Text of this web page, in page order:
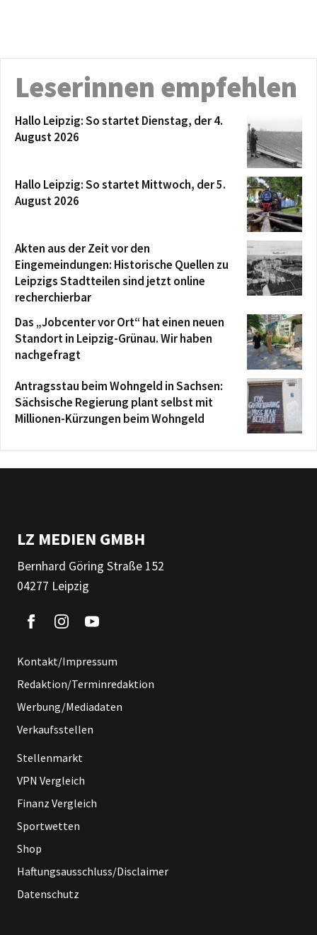
Leserinnen empfehlen
Hallo Leipzig: So startet Dienstag, der 4.
August 2026
Hallo Leipzig: So startet Mittwoch, der 5.
August 2026
Akten aus der Zeit vor den
Eingemeindungen: Historische Quellen zu
Leipzigs Stadtteilen sind jetzt online
recherchierbar
Das „Jobcenter vor Ort“ hat einen neuen
Standort in Leipzig-Grünau. Wir haben
nachgefragt
Antragsstau beim Wohngeld in Sachsen:
Sächsische Regierung plant selbst mit
Millionen-Kürzungen beim Wohngeld
LZ MEDIEN GMBH
Bernhard Göring Straße 152
04277 Leipzig
Kontakt/Impressum
Redaktion/Terminredaktion
Werbung/Mediadaten
Verkaufsstellen
Stellenmarkt
VPN Vergleich
Finanz Vergleich
Sportwetten
Shop
Haftungsausschluss/Disclaimer
Datenschutz